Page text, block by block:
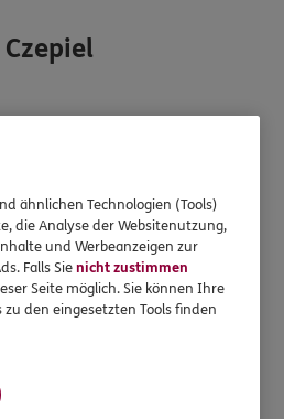
ähnlichen Technologien (Tools)
die Analyse der Websitenutzung,
und Werbeanzeigen zur
Falls Sienicht zustimmen
Seite möglich. Sie können Ihre
den eingesetzten Tools finden